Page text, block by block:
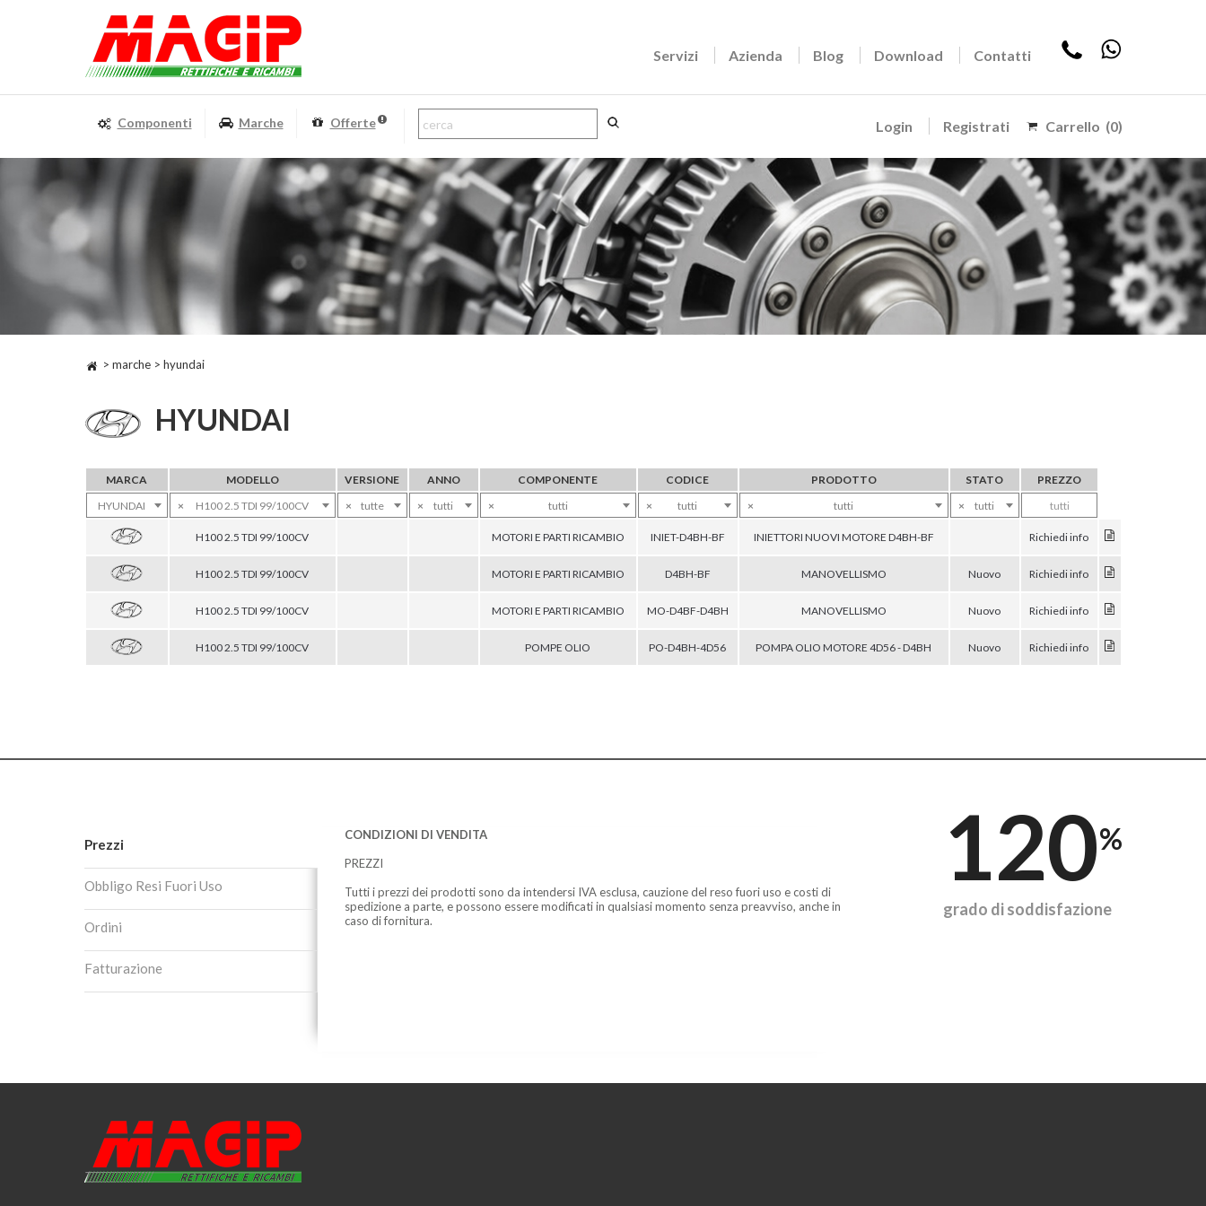
Servizi Azienda Blog Download Contatti
Login Registrati Carrello (0)
Componenti Marche Offerte
> marche > hyundai
HYUNDAI
MARCA MODELLO VERSIONE ANNO COMPONENTE CODICE PRODOTTO STATO
PREZZO
HYUNDAI
× H100 2.5 TDI 99/100CV × tutte × tutti × tutti × tutti × tutti × tutti tutti
H100 2.5 TDI 99/100CV MOTORI E PARTI RICAMBIO INIET-D4BH-BF INIETTORI NUOVI MOTORE D4BH-BF Richiedi info
H100 2.5 TDI 99/100CV MOTORI E PARTI RICAMBIO D4BH-BF MANOVELLISMO Nuovo Richiedi info
H100 2.5 TDI 99/100CV MOTORI E PARTI RICAMBIO MO-D4BF-D4BH MANOVELLISMO Nuovo Richiedi info
H100 2.5 TDI 99/100CV POMPE OLIO PO-D4BH-4D56 POMPA OLIO MOTORE 4D56 - D4BH Nuovo Richiedi info
Prezzi
Obbligo Resi Fuori Uso
Ordini
Fatturazione
CONDIZIONI DI VENDITA
PREZZI
Tutti i prezzi dei prodotti sono da intendersi IVA esclusa, cauzione del reso fuori uso e costi di
spedizione a parte, e possono essere modificati in qualsiasi momento senza preavviso, anche in
caso di fornitura.
120%
grado di soddisfazione